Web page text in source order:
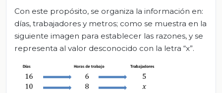
Con este propósito, se organiza la información en:
días, trabajadores y metros; como se muestra en la
siguiente imagen para establecer las razones, y se
representa al valor desconocido con la letra “x”.